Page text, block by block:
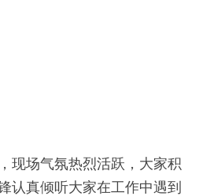
场气氛热烈活跃，大家积
认真倾听大家在工作中遇到